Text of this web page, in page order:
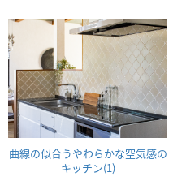
曲線の似合うやわらかな空気感の
キッチン(1)